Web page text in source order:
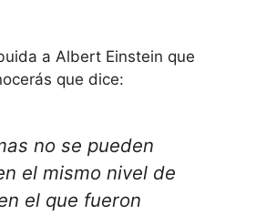
a Albert Einstein que
que dice:
no se pueden
el mismo nivel de
el que fueron